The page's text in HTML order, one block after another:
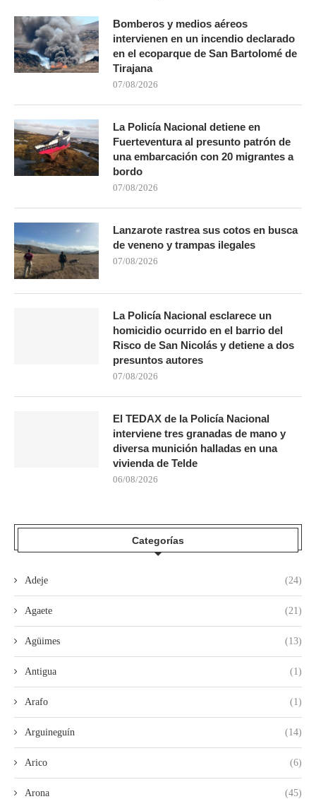
Bomberos y medios aéreos
intervienen en un incendio declarado
en el ecoparque de San Bartolomé de
Tirajana
07/08/2026
La Policía Nacional detiene en
Fuerteventura al presunto patrón de
una embarcación con 20 migrantes a
bordo
07/08/2026
Lanzarote rastrea sus cotos en busca
de veneno y trampas ilegales
07/08/2026
La Policía Nacional esclarece un
homicidio ocurrido en el barrio del
Risco de San Nicolás y detiene a dos
presuntos autores
07/08/2026
El TEDAX de la Policía Nacional
interviene tres granadas de mano y
diversa munición halladas en una
vivienda de Telde
06/08/2026
Categorías
Adeje (24)
Agaete (21)
Agüimes (13)
Antigua (1)
Arafo (1)
Arguineguín (14)
Arico (6)
Arona (45)